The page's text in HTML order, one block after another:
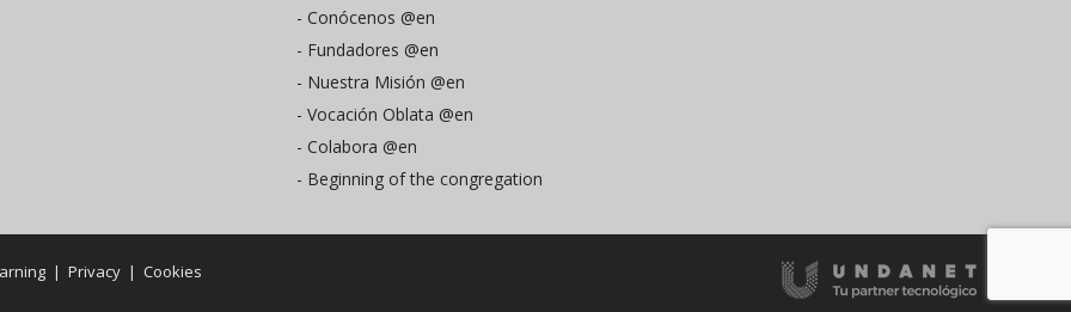
- Conócenos @en
- Fundadores @en
- Nuestra Misión @en
- Vocación Oblata @en
- Colabora @en
- Beginning of the congregation
| Privacy| Cookies